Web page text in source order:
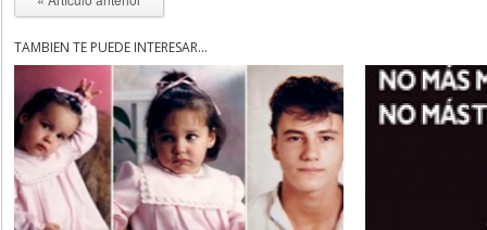
TAMBIÉN TE PUEDE INTERESAR...